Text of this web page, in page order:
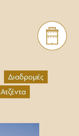
Διαδρομές
Ατζέντα